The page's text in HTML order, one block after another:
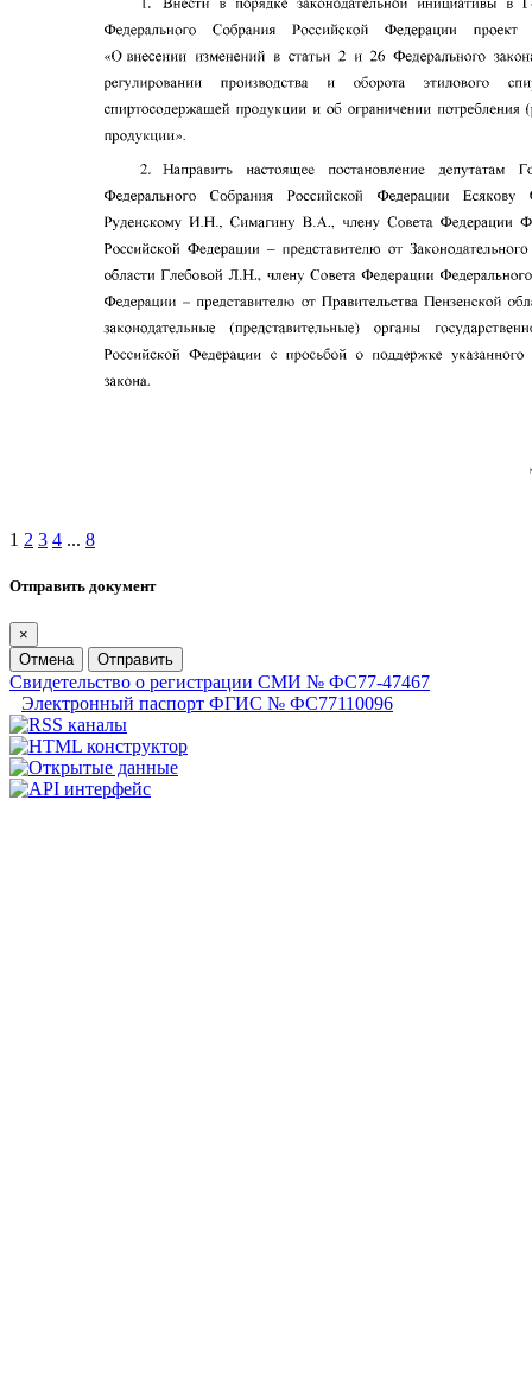
1 2 3 4 ... 8
Отправить документ
×
Отмена
Отправить
Свидетельство о регистрации СМИ № ФС77-47467
Электронный паспорт ФГИС № ФС77110096